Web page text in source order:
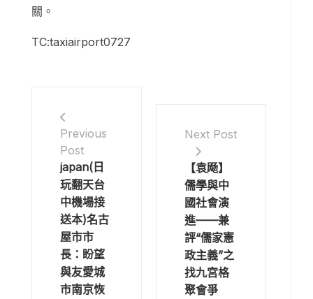
關。
TC:taxiairport0727
Previous
Post
japan(日
玩翻天台
中機場接
送本)名古
屋市市
長：盼望
與友愛城
市南京恢
Next Post
【袁飏】
儒學與中
國社會演
進——兼
評“儒家憲
政主義”之
找九宮格
聚會爭